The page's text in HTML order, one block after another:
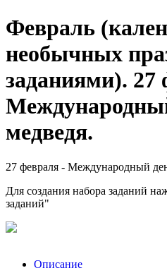
Февраль
необычных
заданиями). 27
медведя.
27 февраля - Международный
Для создания набора заданий
заданий"
Описание